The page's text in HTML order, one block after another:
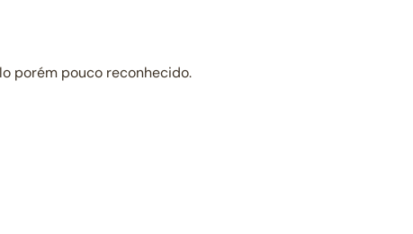
porém pouco reconhecido.